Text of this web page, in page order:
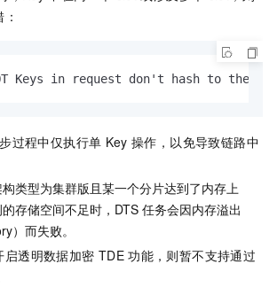
Keys in request don't hash to the
过程中仅执行单 Key 操作，以免导致链路中
类型为集群版且某一个分片达到了内存上
存储空间不足时，DTS 任务会因内存溢出
）而失败。
透明数据加密 TDE 功能，则暂不支持通过